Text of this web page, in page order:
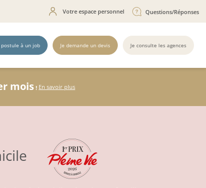
Votre espace personnel Questions/Réponses
postule à un job Je demande un devis Je consulte les agences
mois ! En savoir plus